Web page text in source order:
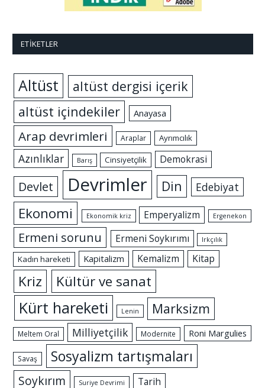
ETIKETLER
Altüst
altüst dergisi içerik
altüst içindekiler
Anayasa
Arap devrimleri Araplar Ayrımcılık
Azınlıklar Barış Cinsiyetçilik Demokrasi
Devlet Devrimler Din Edebiyat
Ekonomi Ekonomik kriz Emperyalizm Ergenekon
Ermeni sorunu Ermeni Soykırımı Irkçılık
Kadın hareketi Kapitalizm Kemalizm Kitap
Kriz Kültür ve sanat
Kürt hareketi Lenin Marksizm
Meltem Oral Milliyetçilik Modernite Roni Margulies
Savaş Sosyalizm tartışmaları
Soykırım Suriye Devrimi Tarih